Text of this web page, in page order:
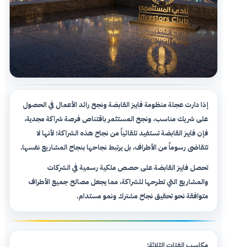
إذا دارت عجلة منظومة فايبز القابضة ونجح رائد الأعمال في الحصول
على شريك مناسب، ونجح المستثمر باقتناص فرصة شراكة مجدية،
فإن فايبز القابضة تستفيد تلقائياً من نجاح هذه الشراكة؛ لأنها لا
تتقاضى رسوماً من الأطراف، بل يرتبط نجاحها بنجاح المشاريع نفسها.
تحصل فايبز القابضة على حصص ملكية رسمية في الشركات
والمشاريع التي تطرحها للشراكة، مما يجعل مصالح جميع الأطراف
متوافقة نحو تحقيق نجاح مشترك ونمو مستدام.